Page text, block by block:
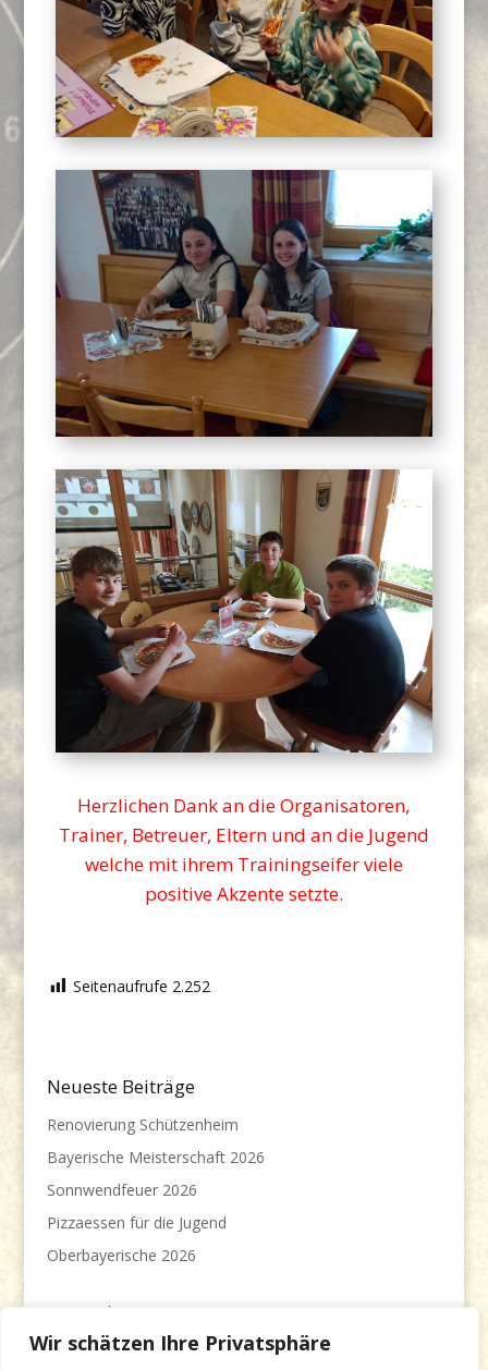
Wir schätzen Ihre Privatsphäre
Herzlichen Dank an die Organisatoren,
Trainer, Betreuer, Eltern und an die Jugend
welche mit ihrem Trainingseifer viele
positive Akzente setzte.
Seitenaufrufe 2.252
Neueste Beiträge
Renovierung Schützenheim
Bayerische Meisterschaft 2026
Sonnwendfeuer 2026
Pizzaessen für die Jugend
Oberbayerische 2026
Meist gelesenen Beiträge
Jahresmeisterschaft 2022/23 (22.791)